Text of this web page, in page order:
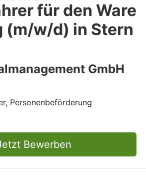
für den Ware
(m/w/d) in Stern
GmbH
Personenbeförderung
Bewerben